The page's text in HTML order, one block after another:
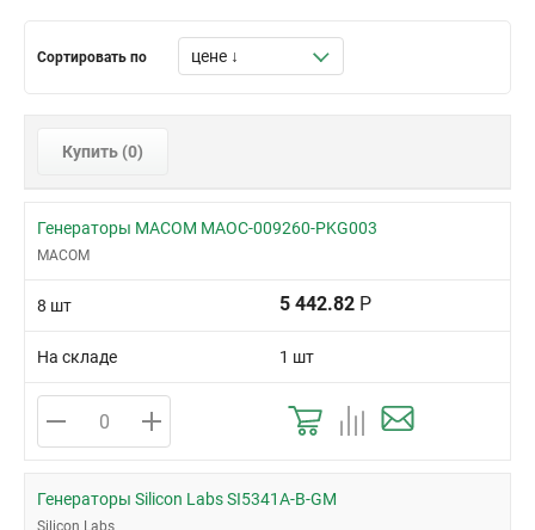
Сортировать по
Купить (0)
Генераторы MACOM MAOC-009260-PKG003
MACOM
8 шт 5 442.82 Р
На складе 1 шт
Генераторы Silicon Labs SI5341A-B-GM
Silicon Labs